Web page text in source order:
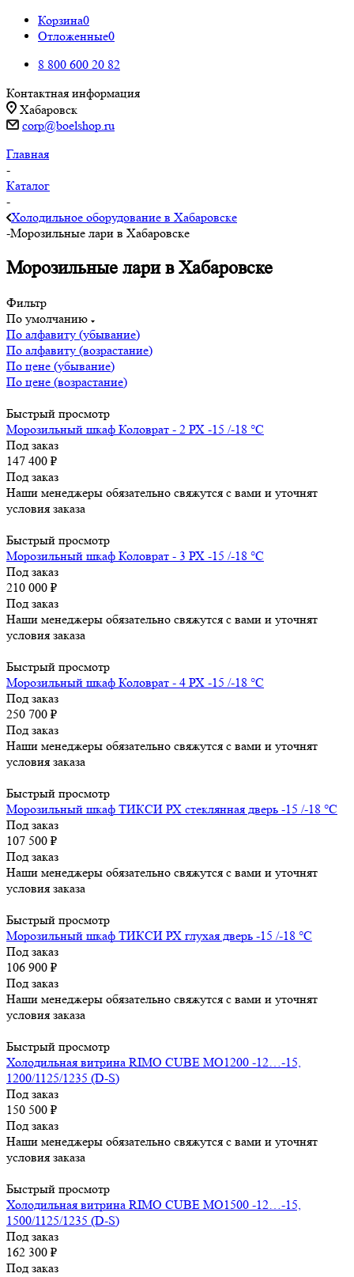
Корзина0
Отложенные0
8 800 600 20 82
Контактная информация
Хабаровск
corp@boelshop.ru
Главная
-
Каталог
-
Холодильное оборудование в Хабаровске
-Морозильные лари в Хабаровске
Морозильные лари в Хабаровске
Фильтр
По умолчанию
По алфавиту (убывание)
По алфавиту (возрастание)
По цене (убывание)
По цене (возрастание)
Быстрый просмотр
Морозильный шкаф Коловрат - 2 РХ -15 /-18 °C
Под заказ
147 400 ₽
Под заказ
Наши менеджеры обязательно свяжутся с вами и уточнят
условия заказа
Быстрый просмотр
Морозильный шкаф Коловрат - 3 РХ -15 /-18 °C
Под заказ
210 000 ₽
Под заказ
Наши менеджеры обязательно свяжутся с вами и уточнят
условия заказа
Быстрый просмотр
Морозильный шкаф Коловрат - 4 РХ -15 /-18 °C
Под заказ
250 700 ₽
Под заказ
Наши менеджеры обязательно свяжутся с вами и уточнят
условия заказа
Быстрый просмотр
Морозильный шкаф ТИКСИ РХ стеклянная дверь -15 /-18 °C
Под заказ
107 500 ₽
Под заказ
Наши менеджеры обязательно свяжутся с вами и уточнят
условия заказа
Быстрый просмотр
Морозильный шкаф ТИКСИ РХ глухая дверь -15 /-18 °C
Под заказ
106 900 ₽
Под заказ
Наши менеджеры обязательно свяжутся с вами и уточнят
условия заказа
Быстрый просмотр
Холодильная витрина RIMO CUBE МО1200 -12…-15,
1200/1125/1235 (D-S)
Под заказ
150 500 ₽
Под заказ
Наши менеджеры обязательно свяжутся с вами и уточнят
условия заказа
Быстрый просмотр
Холодильная витрина RIMO CUBE МО1500 -12…-15,
1500/1125/1235 (D-S)
Под заказ
162 300 ₽
Под заказ